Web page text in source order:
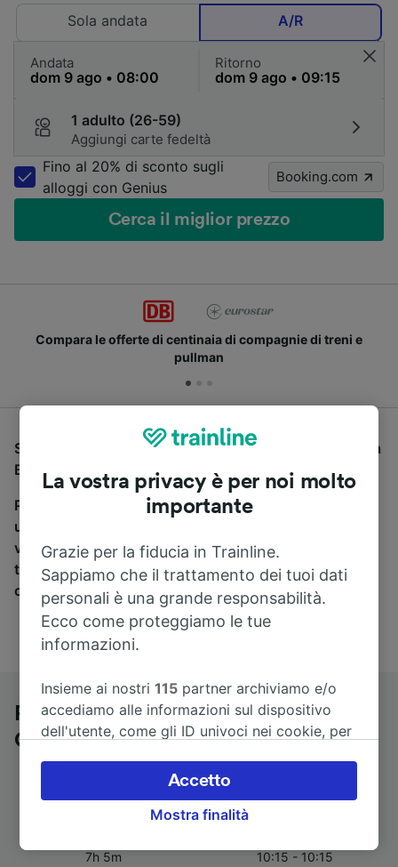
Sola andata
A/R
Andata Ritorno
1 adulto (26-59)
Aggiungi carte fedeltà
Fino al 20% di sconto sugli
alloggi con Genius
Booking.com
Cerca il miglior prezzo
Compara le offerte di centinaia di compagnie di treni e
pullman
Se stai cercando un pullman per viaggiare da Berlino a
Bad St. Peter-Ording, sei nel posto giusto.
Per trovare i biglietti dei pullman, è sufficiente avviare
una ricerca in alto, e compareremo i tempi e i costi del
viaggio in treno e in pullman. Con Trainline puoi
trovare i biglietti per viaggiare con oltre 170
compagnie ferroviarie e dei pullman.
Pullman da Berlino a Bad St. Peter-
Ording
7h 5m
10:15 - 10:15
La vostra privacy è per noi molto
importante
Grazie per la fiducia in Trainline.
Sappiamo che il trattamento dei tuoi dati
personali è una grande responsabilità.
Ecco come proteggiamo le tue
informazioni.
Insieme ai nostri115 partner archiviamo e/o
accediamo alle informazioni sul dispositivo
dell'utente, come gli ID univoci nei cookie, per
accettare o gestire le proprie scelte facendo
clic di seguito, tra cui il proprio diritto di
opporsi sulla base di un interesse legittimo o
dell'informativa sulla privacy. Queste scelte
Mostra finalità
Accetto